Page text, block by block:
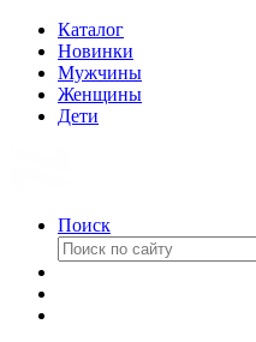
Каталог
Новинки
Мужчины
Женщины
Дети
Поиск